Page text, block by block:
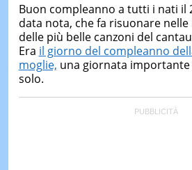
occupa della creazione di
dello sviluppo di strategie
canali digitali.
Buon compleanno a tutti i nati il
data nota, che fa risuonare
delle più belle canzoni del
Era il giorno del compleanno
moglie, una giornata
solo.